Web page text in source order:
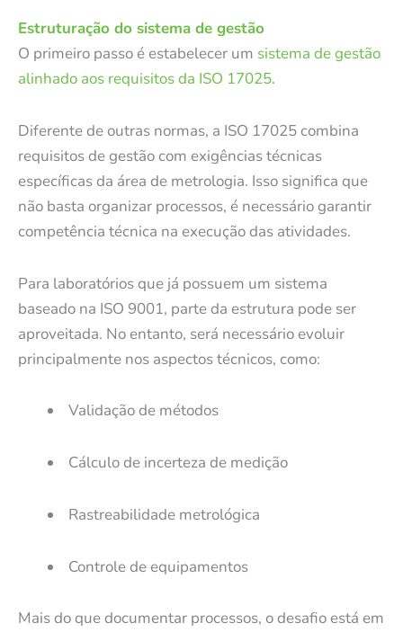
Estruturação do sistema de gestão
O primeiro passo é estabelecer um sistema de gestão
alinhado aos requisitos da ISO 17025.
Diferente de outras normas, a ISO 17025 combina
requisitos de gestão com exigências técnicas
específicas da área de metrologia. Isso significa que
não basta organizar processos, é necessário garantir
competência técnica na execução das atividades.
Para laboratórios que já possuem um sistema
baseado na ISO 9001, parte da estrutura pode ser
aproveitada. No entanto, será necessário evoluir
principalmente nos aspectos técnicos, como:
Validação de métodos
Cálculo de incerteza de medição
Rastreabilidade metrológica
Controle de equipamentos
Mais do que documentar processos, o desafio está em